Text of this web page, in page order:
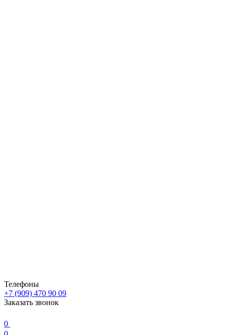
Телефоны
+7 (909) 470 90 09
Заказать звонок
0